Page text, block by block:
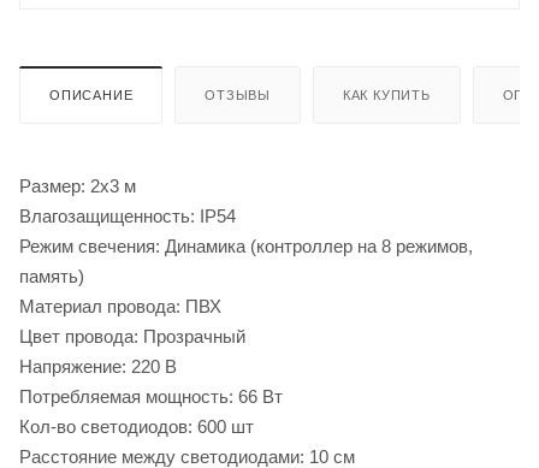
ОПИСАНИЕ ОТЗЫВЫ КАК КУПИТЬ
Размер: 2х3 м
Влагозащищенность: IP54
Режим свечения: Динамика (контроллер на 8 режимов,
память)
Материал провода: ПВХ
Цвет провода: Прозрачный
Напряжение: 220 В
Потребляемая мощность: 66 Вт
Кол-во светодиодов: 600 шт
Расстояние между светодиодами: 10 см